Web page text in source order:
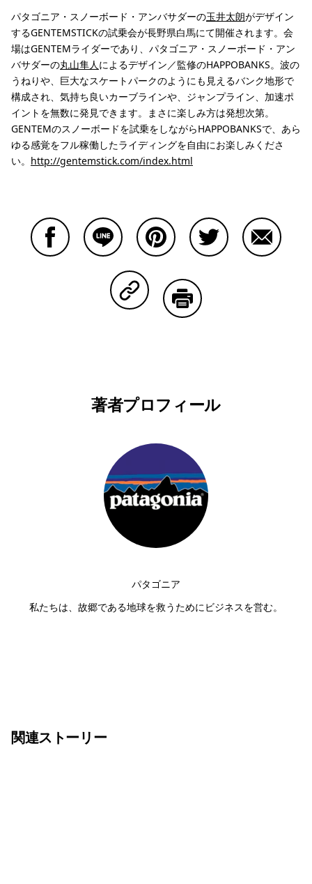
パタゴニア・スノーボード・アンバサダーの玉井太朗がデザイン
するGENTEMSTICKの試乗会が長野県白馬にて開催されます。会
場はGENTEMライダーであり、パタゴニア・スノーボード・アン
バサダーの丸山隼人 によるデザイン／監修のHAPPOBANKS。波の
うねりや、巨大なスケートパークのようにも見えるバンク地形で
構成され、気持ち良いカーブラインや、ジャンプライン、加速ポ
イントを無数に発見できます。まさに楽しみ方は発想次第。
GENTEMのスノーボードを試乗をしながらHAPPOBANKSで、あら
ゆる感覚をフル稼働したライディングを自由にお楽しみくださ
い。 http://gentemstick.com/index.html
Copy Linkで共有する
著者プロフィール
パタゴニア
私たちは、故郷である地球を救うためにビジネスを営む。
関連ストーリー